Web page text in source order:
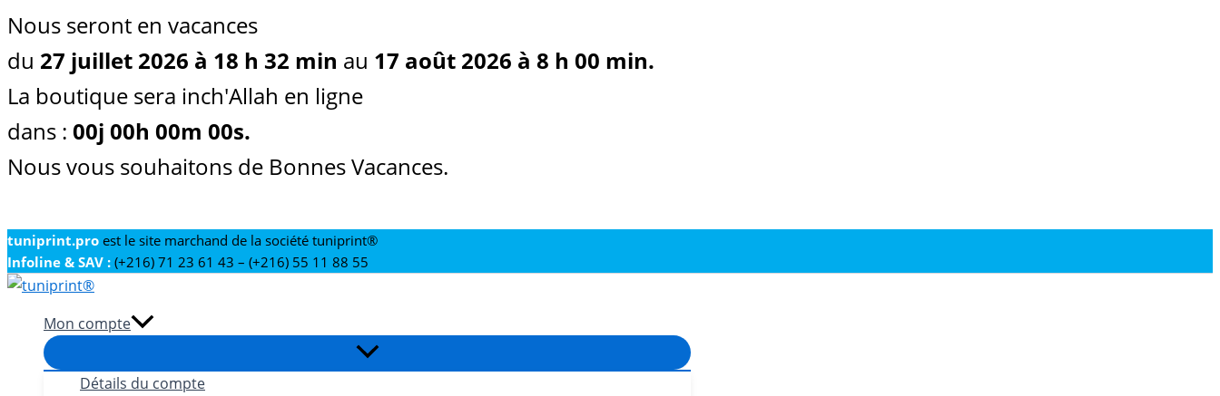
Nous seront en vacances
du 27 juillet 2026 à 18 h 32 min au 17 août 2026 à 8 h 00 min.
La boutique sera inch'Allah en ligne
dans : 00j 00h 00m 00s.
Nous vous souhaitons de Bonnes Vacances.
Aller
au
contenu
tuniprint.pro est le site marchand de la société tuniprint®
Infoline & SAV : (+216) 71 23 61 43 – (+216) 55 11 88 55
Mon compte
Détails du compte